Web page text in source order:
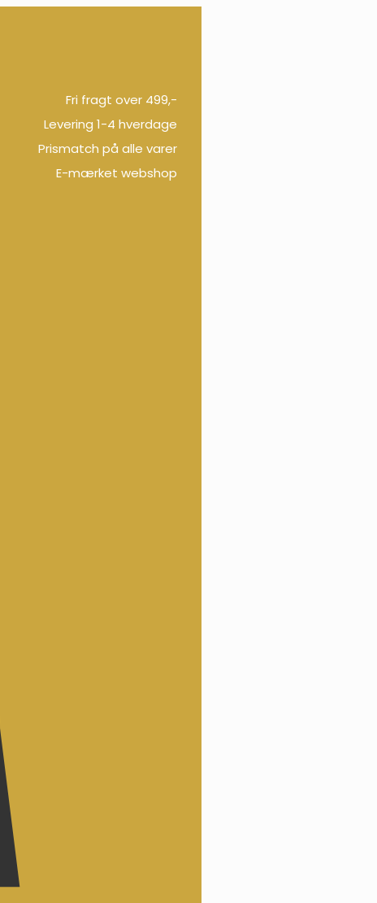
Fri fragt over 499,-
Levering 1-4 hverdage
Prismatch på alle varer
E-mærket webshop